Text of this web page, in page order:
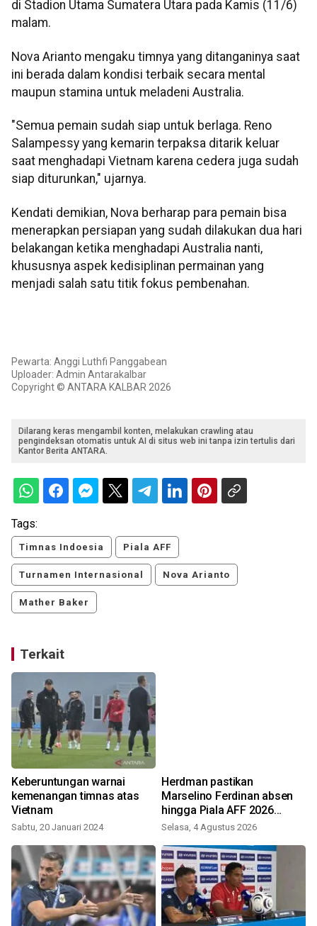
di Stadion Utama Sumatera Utara pada Kamis (11/6)
malam.
Nova Arianto mengaku timnya yang ditanganinya saat
ini berada dalam kondisi terbaik secara mental
maupun stamina untuk meladeni Australia.
"Semua pemain sudah siap untuk berlaga. Reno
Salampessy yang kemarin terpaksa ditarik keluar
saat menghadapi Vietnam karena cedera juga sudah
siap diturunkan," ujarnya.
Kendati demikian, Nova berharap para pemain bisa
menerapkan persiapan yang sudah dilakukan dua hari
belakangan ketika menghadapi Australia nanti,
khususnya aspek kedisiplinan permainan yang
menjadi salah satu titik fokus pembenahan.
Pewarta: Anggi Luthfi Panggabean
Uploader: Admin Antarakalbar
Copyright © ANTARA KALBAR 2026
Dilarang keras mengambil konten, melakukan crawling atau
pengindeksan otomatis untuk AI di situs web ini tanpa izin tertulis dari
Kantor Berita ANTARA.
Tags:
Timnas Indoesia Piala AFF
Turnamen Internasional Nova Arianto
Mather Baker
Terkait
Keberuntungan warnai
kemenangan timnas atas
Vietnam
Sabtu, 20 Januari 2024
Herdman pastikan
Marselino Ferdinan absen
hingga Piala AFF 2026
berakhir
Selasa, 4 Agustus 2026